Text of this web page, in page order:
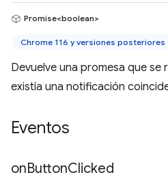
Promise<boolean>
Chrome 116 y versiones posteriores
Devuelve una promesa que se
existía una notificación
Eventos
onButtonClicked